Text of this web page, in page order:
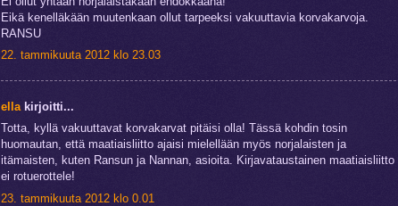
Eikä kenelläkään muutenkaan ollut tarpeeksi vakuuttavia korvakarvoja.
RANSU
22. tammikuuta 2012 klo 23.03
ella kirjoitti...
Totta, kyllä vakuuttavat korvakarvat pitäisi olla! Tässä kohdin tosin
huomautan, että maatiaisliitto ajaisi mielellään myös norjalaisten ja
itämaisten, kuten Ransun ja Nannan, asioita. Kirjavataustainen maatiaisliitto
ei rotuerottele!
23. tammikuuta 2012 klo 0.01